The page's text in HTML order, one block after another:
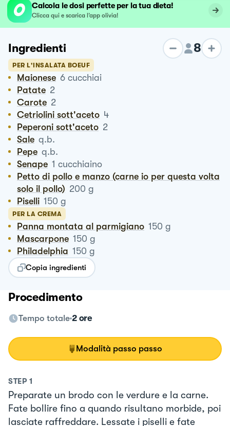
Calcola le dosi perfette per la tua dieta!
Clicca qui e scarica l’app olivia!
Ingredienti 8
PER L'INSALATA BOEUF
Maionese 6 cucchiai
Patate 2
Carote 2
Cetriolini sott'aceto 4
Peperoni sott'aceto 2
Sale q.b.
Pepe q.b.
Senape 1 cucchiaino
Petto di pollo e manzo (carne io per questa volta
solo il pollo) 200 g
Piselli 150 g
PER LA CREMA
Panna montata al parmigiano 150 g
Mascarpone 150 g
Philadelphia 150 g
Copia ingredienti
Procedimento
Tempo totale 2 ore
Modalità passo passo
STEP 1
Preparate un brodo con le verdure e la carne.
Fate bollire fino a quando risultano morbide, poi
lasciate raffreddare. Lessate i piselli e fate